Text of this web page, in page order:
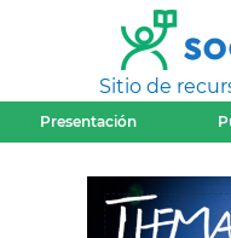
Sitio de
Presentación